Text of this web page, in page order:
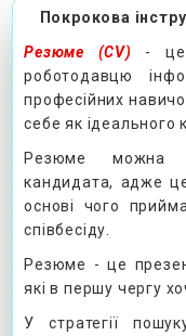
Покрокова
Резюме (CV)
- це
роботодавцю
професійних
себе як ідеального
Резюме можна
кандидата, адже
основі чого
співбесіду.
Резюме - це
які в першу чергу
У стратегії